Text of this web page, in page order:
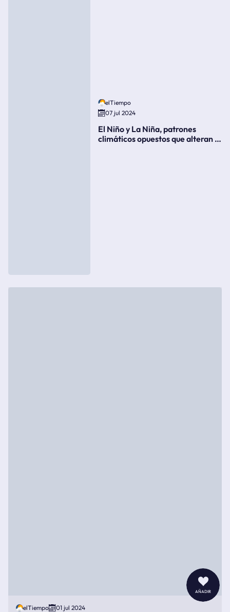
añadir
elTiempo
07 jul 2024
El Niño y La Niña, patrones
climáticos opuestos que alteran la
elTiempo 01 jul 2024